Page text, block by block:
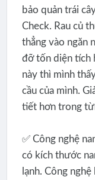
bảo quản trái
Check. Rau củ
thẳng vào ngăn
đỡ tốn diện tích
này thì mình
cầu của mình.
tiết hơn trong
✅ Công nghệ
có kích thước
lạnh. Công